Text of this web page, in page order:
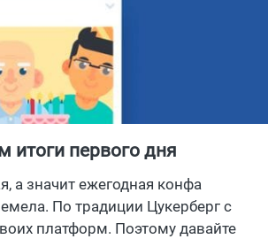
итоги первого дня
а значит ежегодная конфа
По традиции Цукерберг с
платформ. Поэтому давайте